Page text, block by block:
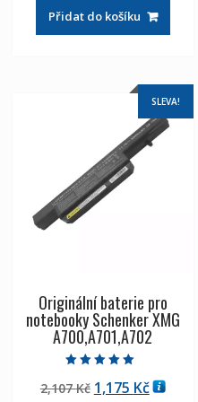
byla:
2,107 Kč
je:
1,175 Kč
Přidat do košíku
SLEVA!
Originální baterie pro
notebooky Schenker XMG
A700,A701,A702
5.00
z 5
2,107Kč Původní
1,175 KčAktuální